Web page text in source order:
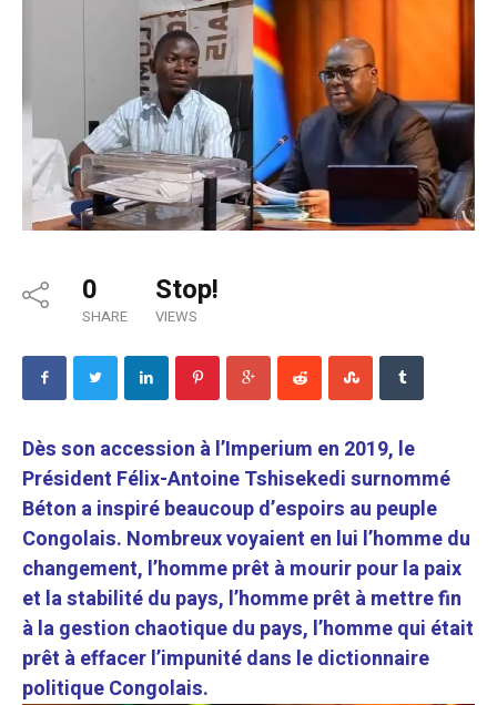
0
SHARE
Stop!
VIEWS
Dès son accession à l’Imperium en 2019, le
Président Félix-Antoine Tshisekedi surnommé
Béton a inspiré beaucoup d’espoirs au peuple
Congolais. Nombreux voyaient en lui l’homme du
changement, l’homme prêt à mourir pour la paix
et la stabilité du pays, l’homme prêt à mettre fin
à la gestion chaotique du pays, l’homme qui était
prêt à effacer l’impunité dans le dictionnaire
politique Congolais.